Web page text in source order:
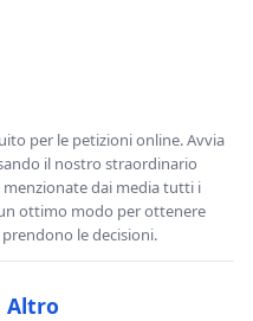
per le petizioni online. Avvia
il nostro straordinario
dai media tutti i
ottimo modo per ottenere
le decisioni.
Altro